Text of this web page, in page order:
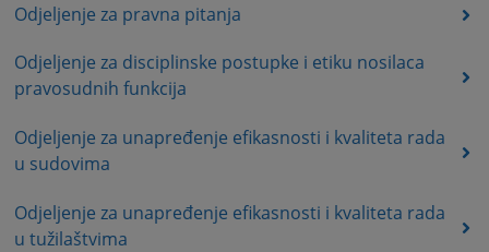
Odjeljenje za pravna pitanja
Odjeljenje za disciplinske postupke i etiku nosilaca
pravosudnih funkcija
Odjeljenje za unapređenje efikasnosti i kvaliteta rada
u sudovima
Odjeljenje za unapređenje efikasnosti i kvaliteta rada
u tužilaštvima